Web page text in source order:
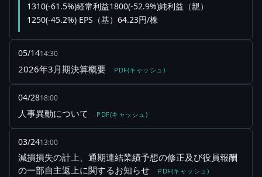
1310(-61.5%)経常利益1800(-52.9%)純利益（親）
1250(-45.2%) EPS（基）64.23円/株
05/1414:30
2026年3月期決算概要 PDF(キャッシュ)
04/2818:00
人事異動について PDF(キャッシュ)
03/2413:00
減損損失の計上、通期連結業績予想の修正及び役員報酬
の一部自主返上に関するお知らせ
PDF(キャッシュ)